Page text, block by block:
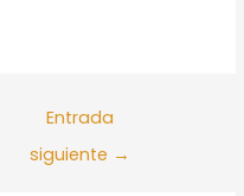
Entrada
siguiente →